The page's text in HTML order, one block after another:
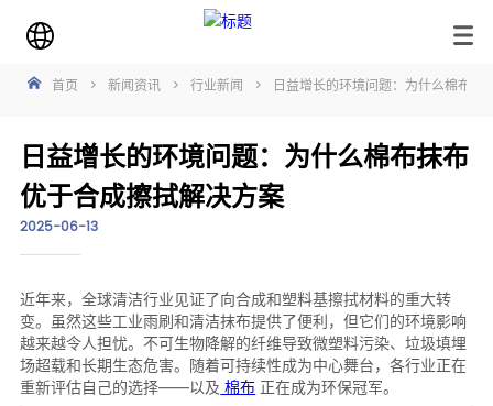
首页 > 新闻资讯 > 行业新闻 > 日益增长的环境问题：为什么棉布抹
日益增长的环境问题：为什么棉布抹布
优于合成擦拭解决方案
2025-06-13